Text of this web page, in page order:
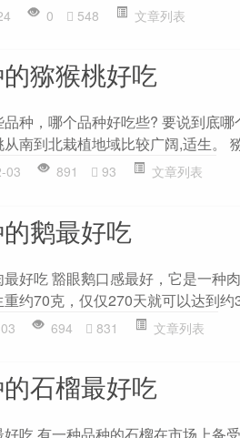
0 548 文章列表
猕猴桃好吃
种，哪个品种好吃些? 要说到底
南到北栽植地域比较广阔,适生。
03 891 93 文章列表
鹅最好吃
好吃 豁眼鹅口感最好，它是一种
约70克，仅仅270天就可以达到约
694 831 文章列表
石榴最好吃